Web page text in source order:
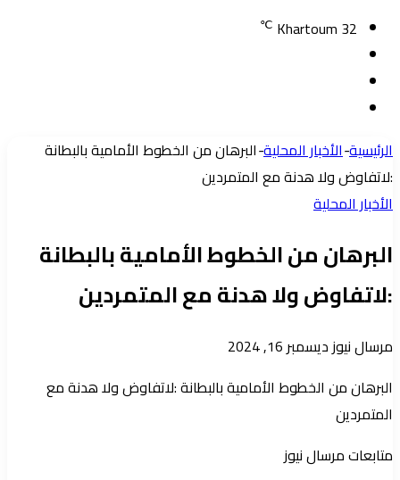
Khartoum 32
℃
جانبيالرئيسية-الأخبار المحلية-البرهان من الخطوط الأمامية بالبطانة
:لاتفاوض ولا هدنة مع المتمردين
الأخبار المحلية
البرهان من الخطوط الأمامية بالبطانة
:لاتفاوض ولا هدنة مع المتمردين
مرسال نيوزأرسل
إلكترونيا
ديسمبر 16, 2024
البرهان من الخطوط الأمامية بالبطانة :لاتفاوض ولا هدنة مع
المتمردين
متابعات مرسال نيوز